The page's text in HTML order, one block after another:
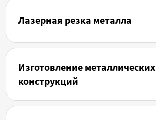
Лазерная резка металла
Изготовление металлических
конструкций